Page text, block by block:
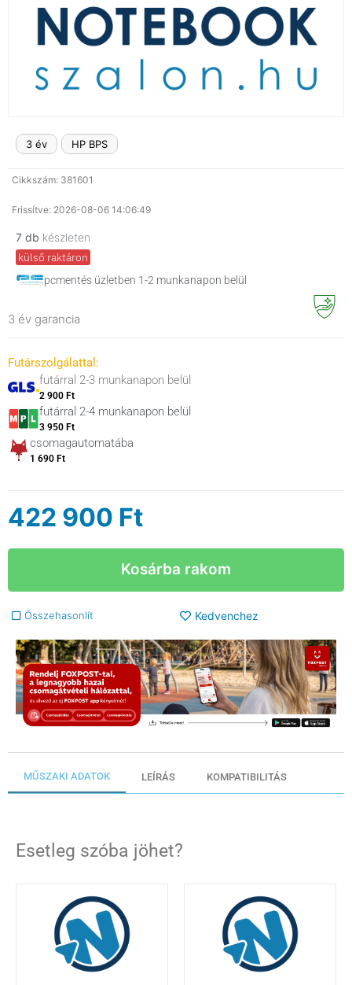
3 év HP BPS
Cikkszám: 381601
Frissítve: 2026-08-06 14:06:49
7 db készleten
külső raktáron
pcmentés üzletben 1-2 munkanapon belül
3 év garancia
Futárszolgálattal:
futárral 2-3 munkanapon belül
2 900 Ft
futárral 2-4 munkanapon belül
3 950 Ft
csomagautomatába
1 690 Ft
422 900 Ft
Kosárba rakom
Összehasonlít Kedvenchez
MŰSZAKI ADATOK LEÍRÁS KOMPATIBILITÁS
Esetleg szóba jöhet?